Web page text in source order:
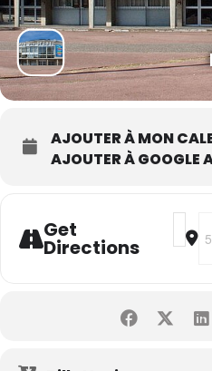
AJOUTER À MON
AJOUTER À GOOGLE
Get
Directions